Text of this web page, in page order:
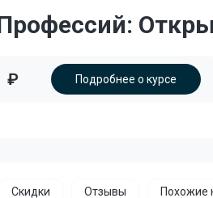
₽ Подробнее о курсе
Скидки Отзывы Похожие